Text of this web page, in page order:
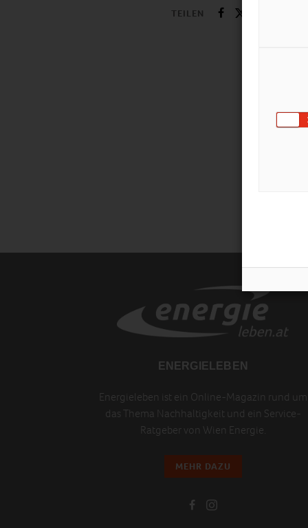
TEILEN
ENERGIELEBEN
Energieleben ist ein Online-Magazin rund um
das Thema Nachhaltigkeit und ein Service-
Ratgeber von Wien Energie.
MEHR DAZU